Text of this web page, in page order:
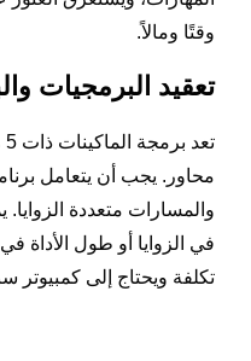
وقتًا ومالاً.
تعقيد البرمجيات
والمسارات متعددة
في الزوايا أو طول الأداة
تكلفة ويحتاج إلى كمبيوتر